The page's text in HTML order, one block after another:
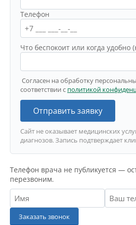
Телефон
Что беспокоит или когда удобно
Согласен на обработку
соответствии с политикой
Отправить заявку
Сайт не оказывает медицинских
диагнозов. Запись подтверждает
Телефон врача не публикуется —
перезвоним.
Заказать звонок